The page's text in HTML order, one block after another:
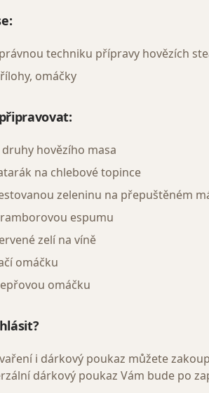
techniku přípravy hovězích
omáčky
druhy hovězího masa
na chlebové topince
zeleninu na přepuštěném
espumu
zelí na víně
omáčku
omáčku
i dárkový poukaz můžete
dárkový poukaz Vám bude po